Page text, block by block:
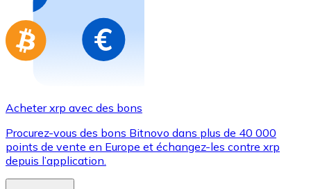
Aller à la boutique de cartes-cadeaux
Acheter xrp avec des bons
Procurez-vous des bons Bitnovo dans plus de 40 000
points de vente en Europe et échangez-les contre xrp
depuis l’application.